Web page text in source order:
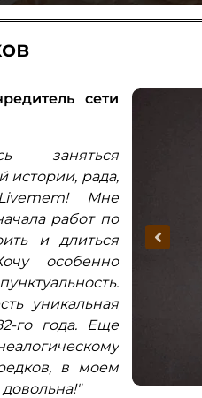
сети
заняться
истории, рада,
Мне
работ по
и длиться
особенно
уникальная
го года. Еще
в моем
то
мешала
семейном
34
когда
рода
древе
ожидал,
приятно,